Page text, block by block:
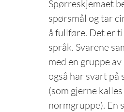
Spørreskjemaet
spørsmål og tar
å fullføre. Det er
språk. Svarene
med en gruppe
også har svart på
(som gjerne kalles
normgruppe). En